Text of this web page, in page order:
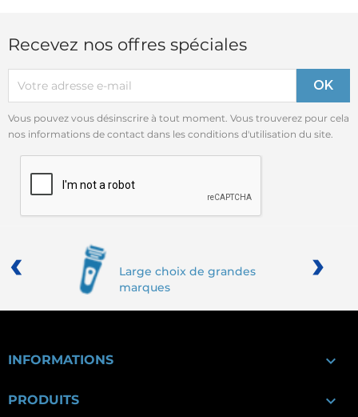
Recevez nos offres spéciales
Vous pouvez vous désinscrire à tout moment. Vous trouverez pour cela
nos informations de contact dans les conditions d'utilisation du site.
Large choix de grandes
marques
‹ ›
INFORMATIONS 
PRODUITS 